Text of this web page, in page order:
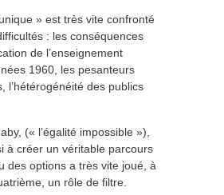
» est très vite confronté
: les conséquences
de l’enseignement
1960, les pesanteurs
l’hétérogénéité des publics
(« l’égalité impossible »),
à créer un véritable parcours
des options a très vite joué, à
un rôle de filtre.